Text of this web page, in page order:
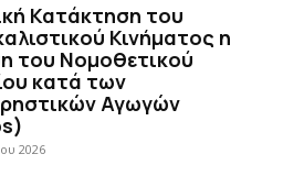
Κατάκτηση του
Κινήματος η
του Νομοθετικού
κατά των
Αγωγών
2026